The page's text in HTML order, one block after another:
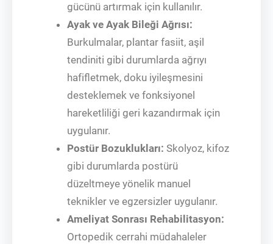
gücünü artırmak için kullanılır.
Ayak ve Ayak Bileği Ağrısı:
Burkulmalar, plantar fasiit, aşil
tendiniti gibi durumlarda ağrıyı
hafifletmek, doku iyileşmesini
desteklemek ve fonksiyonel
hareketliliği geri kazandırmak için
uygulanır.
Postür Bozuklukları: Skolyoz, kifoz
gibi durumlarda postürü
düzeltmeye yönelik manuel
teknikler ve egzersizler uygulanır.
Ameliyat Sonrası Rehabilitasyon:
Ortopedik cerrahi müdahaleler